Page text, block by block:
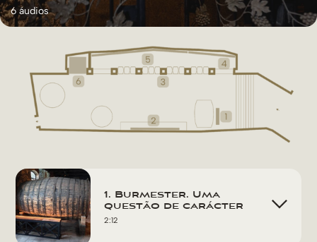
6 áudios
1. Burmester. Uma
questão de carácter
2:12